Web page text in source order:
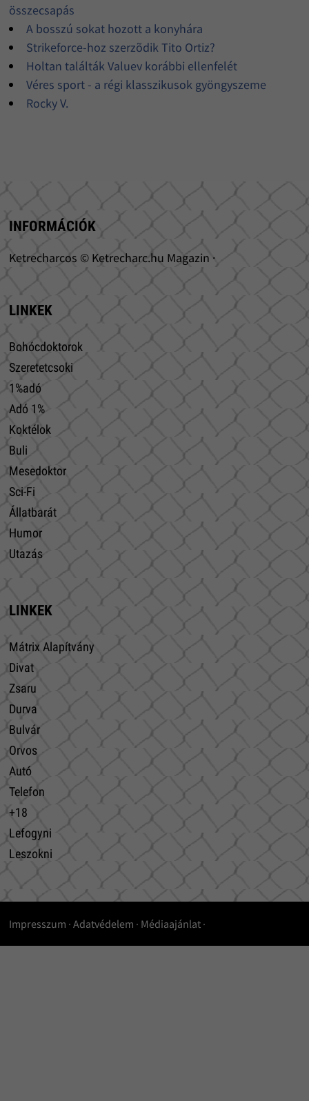
összecsapás
A bosszú sokat hozott a konyhára
Strikeforce-hoz szerzõdik Tito Ortiz?
Holtan találták Valuev korábbi ellenfelét
Véres sport - a régi klasszikusok gyöngyszeme
Rocky V.
INFORMÁCIÓK
Ketrecharcos © Ketrecharc.hu Magazin ·
LINKEK
Bohócdoktorok
Szeretetcsoki
1%adó
Adó 1%
Koktélok
Buli
Mesedoktor
Sci-Fi
Állatbarát
Humor
Utazás
LINKEK
Mátrix Alapítvány
Divat
Zsaru
Durva
Bulvár
Orvos
Autó
Telefon
+18
Lefogyni
Leszokni
Impresszum · Adatvédelem · Médiaajánlat·